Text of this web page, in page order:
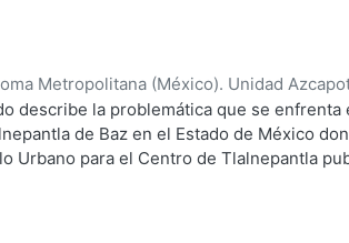
Metropolitana (México). Unidad
,2018-09)Borjes Flores, Enya
describe la problemática que se enfrenta
de Baz en el Estado de México
Urbano para el Centro de Tlalnepantla